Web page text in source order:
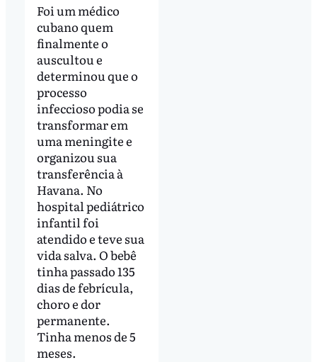
Foi um médico
cubano quem
finalmente o
auscultou e
determinou que o
processo
infeccioso podia se
transformar em
uma meningite e
organizou sua
transferência à
Havana. No
hospital pediátrico
infantil foi
atendido e teve sua
vida salva. O bebê
tinha passado 135
dias de febrícula,
choro e dor
permanente.
Tinha menos de 5
meses.